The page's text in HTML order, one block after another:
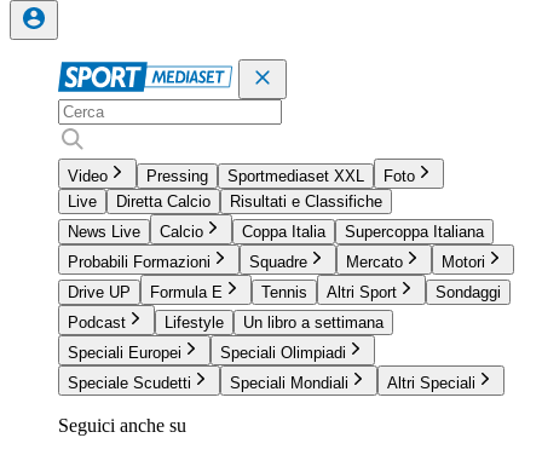
Video Pressing Sportmediaset XXL
Foto
Live
Diretta Calcio
Risultati e Classifiche
News Live
Calcio Coppa Italia
Supercoppa Italiana
Probabili Formazioni
Squadre Mercato
Motori
Drive UP
Formula E Tennis Altri Sport
Sondaggi
Podcast
Lifestyle
Un libro a settimana
Speciali Europei
Speciali Olimpiadi
Speciale Scudetti
Speciali Mondiali Altri Speciali
Seguici anche su